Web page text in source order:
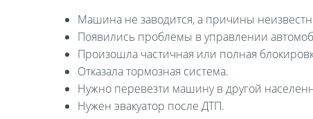
Машина не заводится, а причины
Появились проблемы в управлении
Произошла частичная или полная
Отказала тормозная система.
Нужно перевезти машину в другой
Нужен эвакуатор после ДТП.